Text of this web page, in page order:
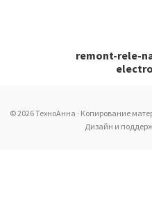
remont-rele-
© 2026 ТехноАнна · Копирование
Дизайн и